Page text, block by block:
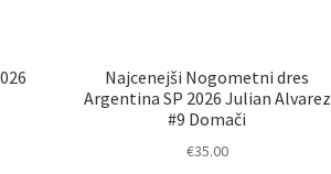
Najcenejši Nogometni dres
Argentina SP 2026 Julian Alvarez
#9 Domači
€35.00